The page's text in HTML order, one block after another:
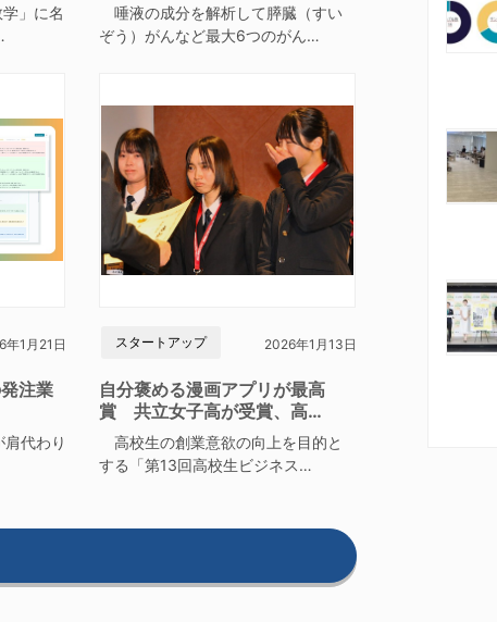
」に名
唾液の成分を解析して膵臓（すい
ぞう）がんなど最大6つのがん…
年1月21日
注業
代わり
スタートアップ 2026年1月13日
自分褒める漫画アプリが最高
賞 共立女子高が受賞、高…
高校生の創業意欲の向上を目的と
する「第13回高校生ビジネス…